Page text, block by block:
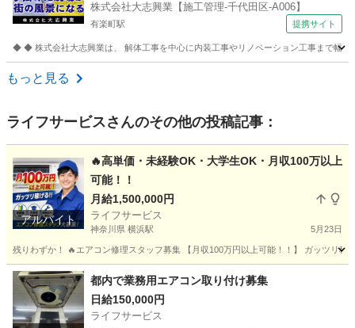
代田区-A006】 建築・造園スタッフ
株式会社大志興業【施工管理-千代田区-A006】
有楽町駅 提携サイト
◆ ◆ 株式会社大志興業は、 解体工事を中心に内装工事やリノベーション工事まで幅
東京 千代田区
もっと見る
ライフサービスさんのその他の投稿記事：
アルバイト
🔥高単価・未経験OK・大学生OK・月収100万以上
可能！！
月給1,500,000円
ライフサービス
神奈川県 横浜駅 5月23日
残りわずか！ 🔥エアコン修理スタッフ募集 【月収100万円以上可能！！】 ガッツリ
神奈川 横浜市 横浜駅 その他 スタッフ
都内で業務用エアコン取り付け募集
日給150,000円
ライフサービス